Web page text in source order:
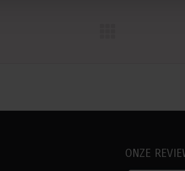
ONZE